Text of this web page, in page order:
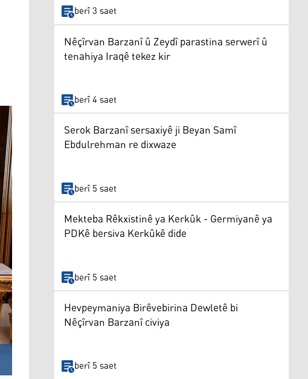
berî 3 saet
Nêçîrvan Barzanî û Zeydî parastina serwerî û
tenahiya Iraqê tekez kir
berî 4 saet
Serok Barzanî sersaxiyê ji Beyan Samî
Ebdulrehman re dixwaze
berî 5 saet
Mekteba Rêkxistinê ya Kerkûk - Germiyanê ya
PDKê bersiva Kerkûkê dide
berî 5 saet
Hevpeymaniya Birêvebirina Dewletê bi
Nêçîrvan Barzanî civiya
berî 5 saet